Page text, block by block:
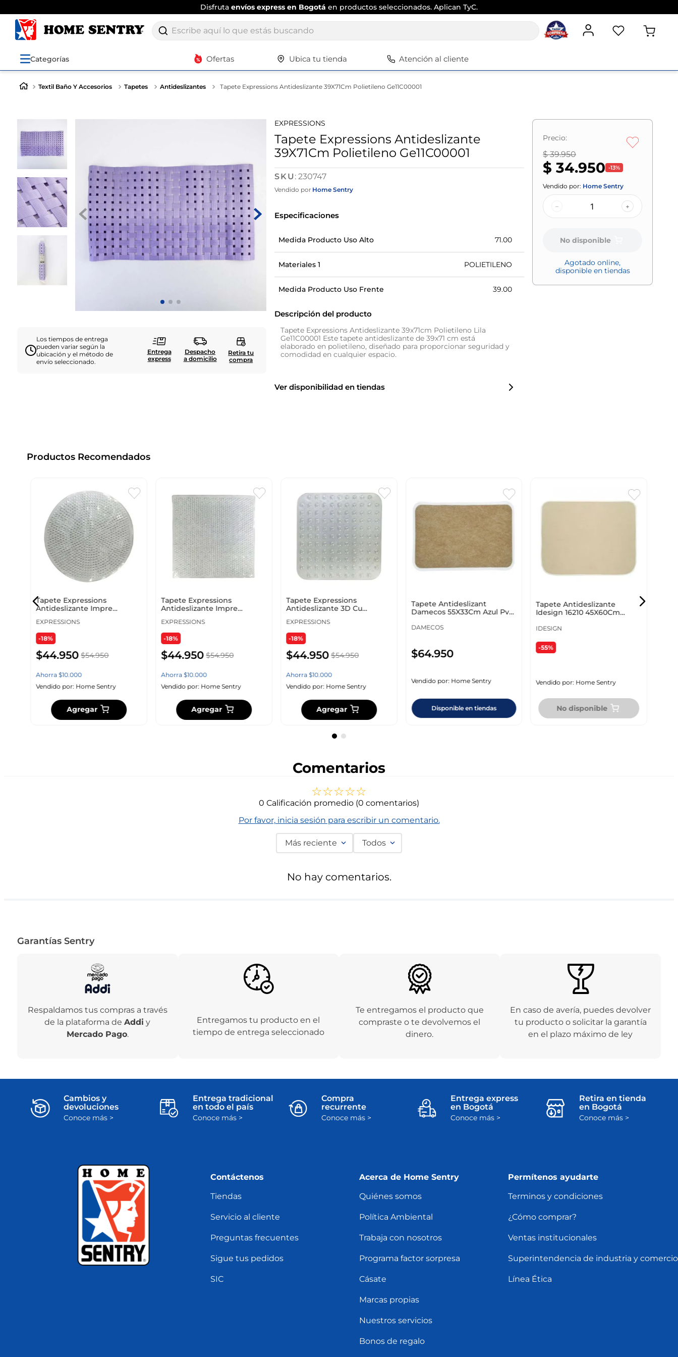
Disfruta envíos express en Bogotá en productos seleccionados. Aplican TyC.
Escribe aquí lo que estás buscando
Categorías Ofertas Ubica tu tienda Atención al cliente
Textil Baño Y Accesorios Tapetes Antideslizantes Tapete Expressions Antideslizante 39X71Cm Polietileno Ge11C00001
Los tiempos de entrega
pueden variar según la
ubicación y el método de
envío seleccionado.
Entrega
express
Despacho
a domicilio
Retira tu
compra
EXPRESSIONS
Tapete Expressions Antideslizante
39X71Cm Polietileno Ge11C00001
:230747
Vendido por Home Sentry
Especificaciones
Medida Producto Uso Alto 71.00
Materiales 1 POLIETILENO
Medida Producto Uso Frente 39.00
Descripción del producto
Tapete Expressions Antideslizante 39x71cm Polietileno Lila
Ge11C00001 Este tapete antideslizante de 39x71 cm está
elaborado en polietileno, diseñado para proporcionar seguridad y
comodidad en cualquier espacio.
Ver disponibilidad en tiendas
Precio:
$ 39.950
$ 34.950 -13%
Vendido por: Home Sentry
– +
No disponible
Agotado online,
disponible en tiendas
Productos Recomendados
Tapete Expressions
Antideslizante Impre
EXPRESSIONS
-18%
$44.950 $54.950
Ahorra$10.000
Vendido por: Home Sentry
Agregar
Tapete Expressions
Antideslizante Impre
EXPRESSIONS
-18%
$44.950 $54.950
Ahorra$10.000
Vendido por: Home Sentry
Agregar
Tapete Expressions
Antideslizante 3D Cu
EXPRESSIONS
-18%
$44.950 $54.950
Ahorra$10.000
Vendido por: Home Sentry
Agregar
Tapete Antideslizant
Damecos 55X33Cm Azul Pvc
DAMECOS
$64.950
Vendido por: Home Sentry
Disponible en tiendas
Tapete Antideslizante
Idesign 16210 45X60Cm
IDESIGN
-55%
Vendido por: Home Sentry
No disponible
Comentarios
☆☆☆☆☆
0 Calificación promedio (0 comentarios)
Por favor, inicia sesión para escribir un comentario.
Más reciente Todos
No hay comentarios.
Garantías Sentry
Respaldamos tus compras a través
de la plataforma deAddi y
Mercado Pago.
Entregamos tu producto en el
tiempo de entrega seleccionado
Te entregamos el producto que
compraste o te devolvemos el
dinero.
En caso de avería, puedes devolver
tu producto o solicitar la garantía
en el plazo máximo de ley
Cambios y
devoluciones
Conoce más >
Entrega tradicional
en todo el país
Conoce más >
Compra
recurrente
Conoce más >
Entrega express
en Bogotá
Conoce más >
Retira en tienda
en Bogotá
Conoce más >
Contáctenos
Tiendas
Servicio al cliente
Preguntas frecuentes
Sigue tus pedidos
SIC
Acerca de Home Sentry
Quiénes somos
Política Ambiental
Trabaja con nosotros
Programa factor sorpresa
Cásate
Marcas propias
Nuestros servicios
Bonos de regalo
Permítenos ayudarte
Terminos y condiciones
¿Cómo comprar?
Ventas institucionales
Superintendencia de industria y comercio
Línea Ética
Términos más buscados
silla
closet
espejo
vajillas
9 .
zapatero
10
cuadros